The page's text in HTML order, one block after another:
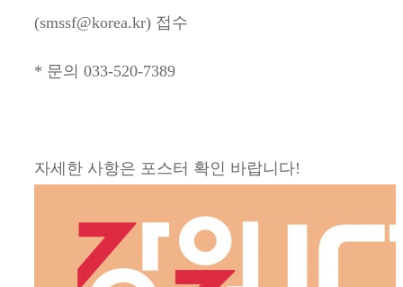
(smssf@korea.kr) 접수
* 문의 033-520-7389
자세한 사항은 포스터 확인 바랍니다!